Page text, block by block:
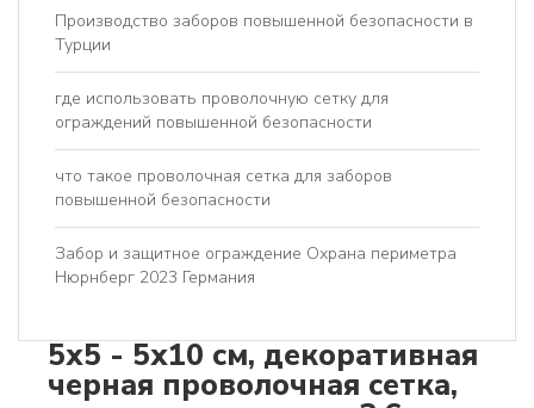
Производство заборов повышенной безопасности в
Турции
где использовать проволочную сетку для
ограждений повышенной безопасности
что такое проволочная сетка для заборов
повышенной безопасности
Забор и защитное ограждение Охрана периметра
Нюрнберг 2023 Германия
5x5 - 5x10 см, декоративная
черная проволочная сетка,